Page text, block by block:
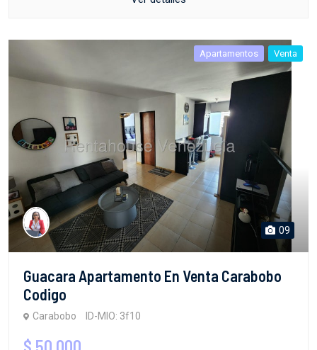
Apartamentos Venta
09
Guacara Apartamento En Venta Carabobo
Codigo
Carabobo ID-MIO: 3f10
$ 50,000